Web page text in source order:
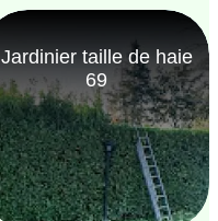
Jardinier taille de haie
69